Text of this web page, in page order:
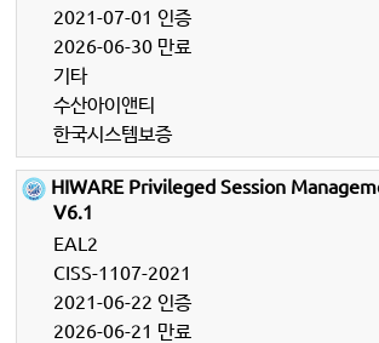
2021-07-01 인증
2026-06-30 만료
기타
수산아이앤티
한국시스템보증
HIWARE Privileged Session
V6.1
EAL2
CISS-1107-2021
2021-06-22 인증
2026-06-21 만료